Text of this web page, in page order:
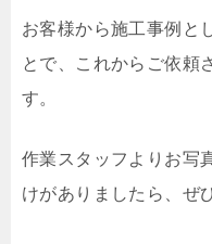
お客様から施工事例と
とで、これからご依頼
す。
作業スタッフよりお写
けがありましたら、ぜ